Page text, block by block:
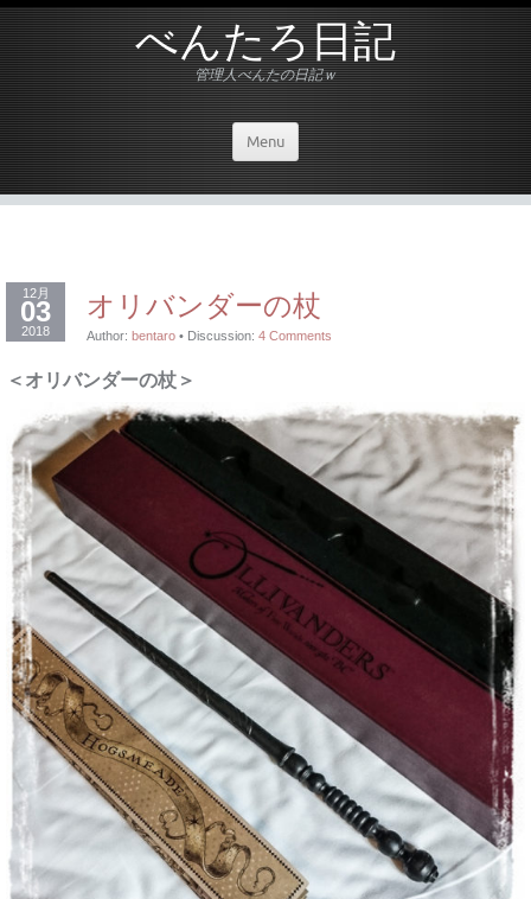
べんたろ日記
管理人べんたの日記ｗ
Menu
12月
03
2018
オリバンダーの杖
Author: bentaro • Discussion: 4 Comments
＜オリバンダーの杖＞